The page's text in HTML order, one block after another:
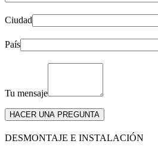
Ciudad
País
Tu mensaje
DESMONTAJE E INSTALACIÓN